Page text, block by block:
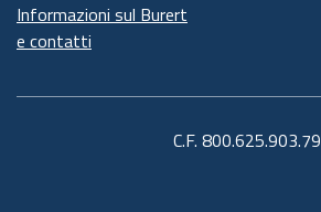
Informazioni sul Burert
e contatti
C.F. 800.625.903.79